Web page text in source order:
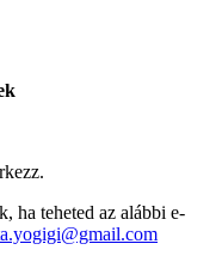
ha teheted az alábbi e-